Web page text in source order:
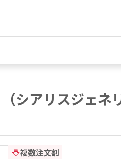
シアリスジェネ
複数注文割